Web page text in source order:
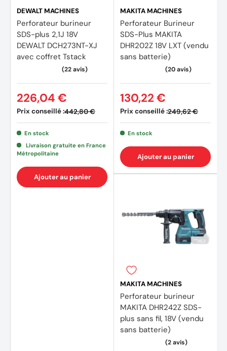
DEWALT MACHINES
Perforateur burineur
SDS-plus 2,1J 18V
DEWALT DCH273NT-XJ
avec coffret Tstack
Prix conseillé :442,80 €
226,04 €
En stock
Livraison gratuite en France
Métropolitaine
Ajouter au panier
MAKITA MACHINES
Perforateur Burineur
SDS-Plus MAKITA
DHR202Z 18V LXT (vendu
sans batterie)
Prix conseillé :249,62 €
130,22 €
En stock
Ajouter au panier
MAKITA MACHINES
Perforateur burineur
MAKITA DHR242Z SDS-
plus sans fil, 18V (vendu
sans batterie)